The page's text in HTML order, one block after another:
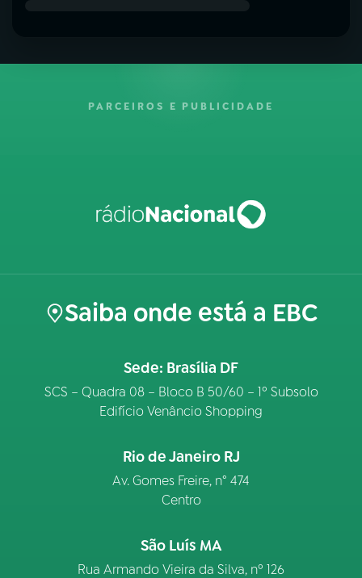
PARCEIROS E PUBLICIDADE
Saiba onde está a EBC
Sede: Brasília DF
SCS – Quadra 08 – Bloco B 50/60 – 1º Subsolo
Edifício Venâncio Shopping
Rio de Janeiro RJ
Av. Gomes Freire, n° 474
Centro
São Luís MA
Rua Armando Vieira da Silva, nº 126